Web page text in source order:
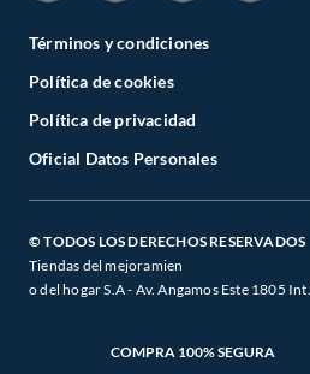
Términos y condiciones
Política de cookies
Política de privacidad
Oficial Datos Personales
© TODOS LOS DERECHOS RESERVADOS
Tiendas del mejoramien
o del hogar S.A - Av. Angamos Este 1805
COMPRA 100% SEGURA